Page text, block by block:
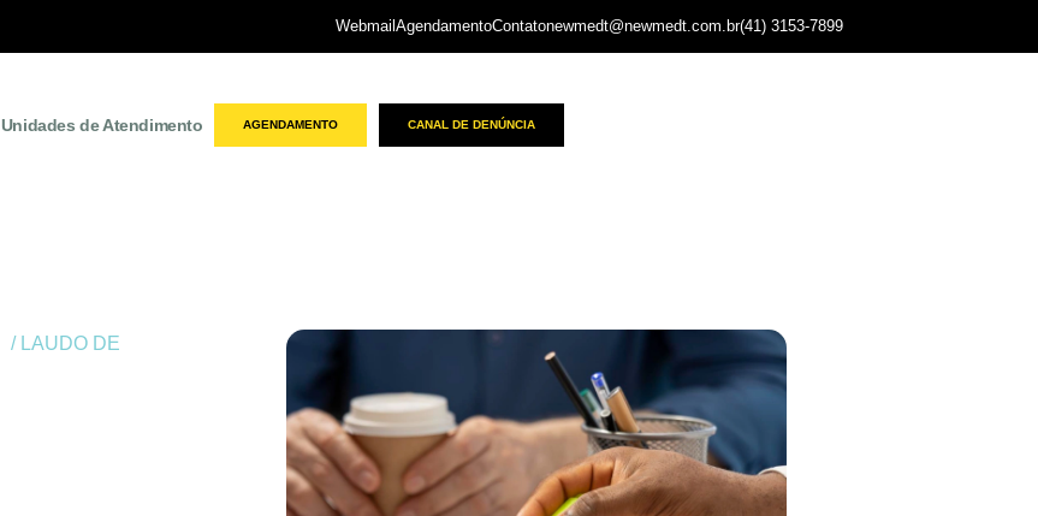
Webmail AgendamentoContatonewmedt@newmedt.com.br(41) 3153-7899
Unidades de Atendimento AGENDAMENTO CANAL DE DENÚNCIA
/ LAUDO DE